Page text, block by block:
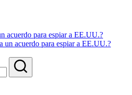
acuerdo para espiar a EE.UU.?